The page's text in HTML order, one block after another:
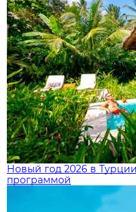
Новый год 2026 в
программой